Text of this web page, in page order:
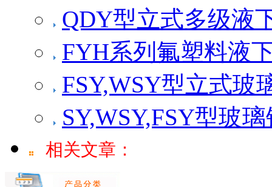
QDY型立式多级液
FYH系列氟塑料液
FSY,WSY型立式玻
SY,WSY,FSY型玻
相关文章：